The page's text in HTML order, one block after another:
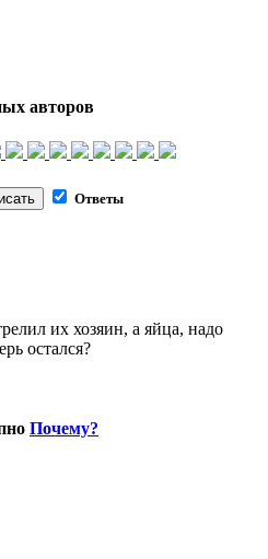
авторов
Ответы
их хозяин, а яйца, надо
остался?
Почему?